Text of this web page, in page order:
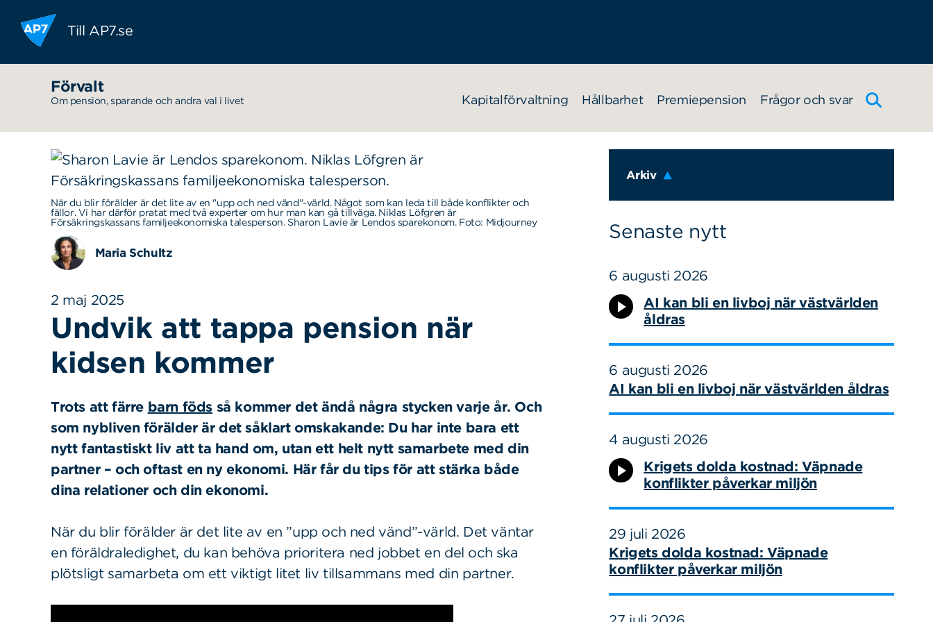
Hoppa till innehållet
Till AP7.se
Förvalt
Om pension, sparande och andra val i livet Kapitalförvaltning Hållbarhet Premiepension Frågor och svar
Arkiv
Senaste nytt
6 augusti 2026
AI kan bli en livboj när västvärlden
åldras
6 augusti 2026
AI kan bli en livboj när västvärlden åldras
4 augusti 2026
Krigets dolda kostnad: Väpnade
konflikter påverkar miljön
29 juli 2026
Krigets dolda kostnad: Väpnade
konflikter påverkar miljön
När du blir förälder är det lite av en "upp och ned vänd"-värld. Något som kan leda till både konflikter och
fällor. Vi har därför pratat med två experter om hur man kan gå tillväga. Niklas Löfgren är
Försäkringskassans familje­ekonomiska talesperson. Sharon Lavie är Lendos sparekonom. Foto: Midjourney
Maria Schultz
2 maj 2025
Undvik att tappa pension när
kidsen kommer
Trots att färre barn föds så kommer det ändå några stycken varje år. Och
som nybliven förälder är det såklart omskakande: Du har inte bara ett
nytt fantastiskt liv att ta hand om, utan ett helt nytt samarbete med din
partner – och oftast en ny ekonomi. Här får du tips för att stärka både
dina relationer och din ekonomi.
När du blir förälder är det lite av en ”upp och ned vänd”-värld. Det väntar
en föräldraledighet, du kan behöva prioritera ned jobbet en del och ska
plötsligt samarbeta om ett viktigt litet liv tillsammans med din partner.